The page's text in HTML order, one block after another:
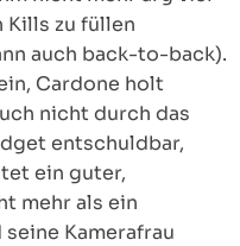
Kills zu füllen
auch back-to-back).
Cardone holt
nicht durch das
entschuldbar,
ein guter,
mehr als ein
Kamerafrau